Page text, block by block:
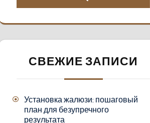
СВЕЖИЕ ЗАПИСИ
Установка жалюзи: пошаговый
план для безупречного
результата